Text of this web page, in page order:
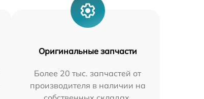
Оригинальные запчасти
Более 20 тыс. запчастей от
производителя в наличии на